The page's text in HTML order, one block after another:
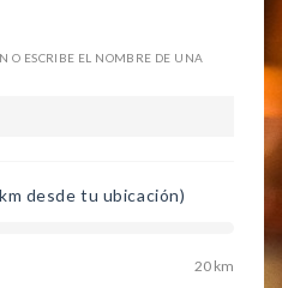
O ESCRIBE EL NOMBRE DE UNA
desde tu ubicación)
20 km